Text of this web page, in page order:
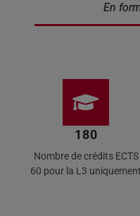
En
180
Nombre de crédits ECTS
60 pour la L3 uniquement